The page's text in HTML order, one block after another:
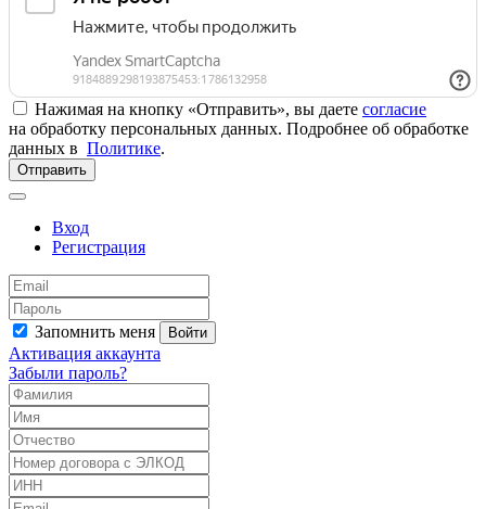
Нажимая на кнопку «Отправить», вы даете согласие
на обработку персональных данных. Подробнее об обработке
данных в Политике.
Отправить
Вход
Регистрация
Запомнить меня Войти
Активация аккаунта
Забыли пароль?